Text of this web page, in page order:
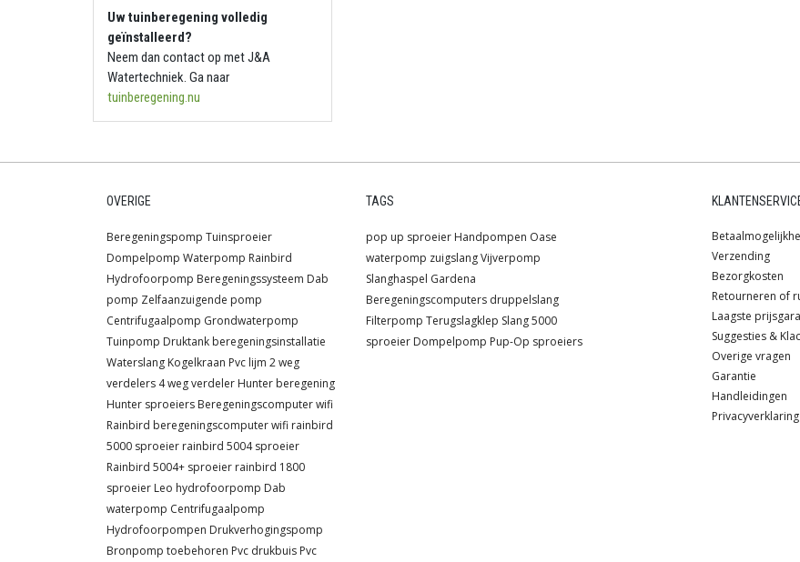
Uw tuinberegening volledig
geïnstalleerd?
Neem dan contact op met J&A
Watertechniek. Ga naar
tuinberegening.nu
OVERIGE
Beregeningspomp Tuinsproeier
Dompelpomp Waterpomp Rainbird
Hydrofoorpomp Beregeningssysteem Dab
pomp Zelfaanzuigende pomp
Centrifugaalpomp Grondwaterpomp
Tuinpomp Druktank beregeningsinstallatie
Waterslang Kogelkraan Pvc lijm 2 weg
verdelers 4 weg verdeler Hunter beregening
Hunter sproeiers Beregeningscomputer wifi
Rainbird beregeningscomputer wifi rainbird
5000 sproeier rainbird 5004 sproeier
Rainbird 5004+ sproeier rainbird 1800
sproeier Leo hydrofoorpomp Dab
waterpomp Centrifugaalpomp
Hydrofoorpompen Drukverhogingspomp
Bronpomp toebehoren Pvc drukbuis Pvc
TAGS
pop up sproeier Handpompen Oase
waterpomp zuigslangVijverpomp
Slanghaspel Gardena
Beregeningscomputers druppelslang
Filterpomp Terugslagklep Slang5000
sproeier Dompelpomp Pup-Op sproeiers
Verzending
Bezorgkosten
Retourneren of
Laagste
Suggesties &
Overige vragen
Garantie
Handleidingen
Privacyverklaring